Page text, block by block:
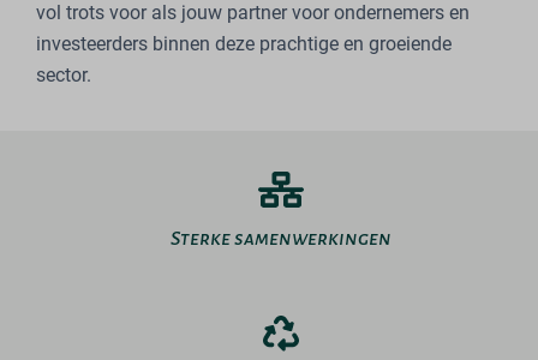
vol trots voor als jouw partner voor ondernemers en
investeerders binnen deze prachtige en groeiende
sector.
Sterke samenwerkingen